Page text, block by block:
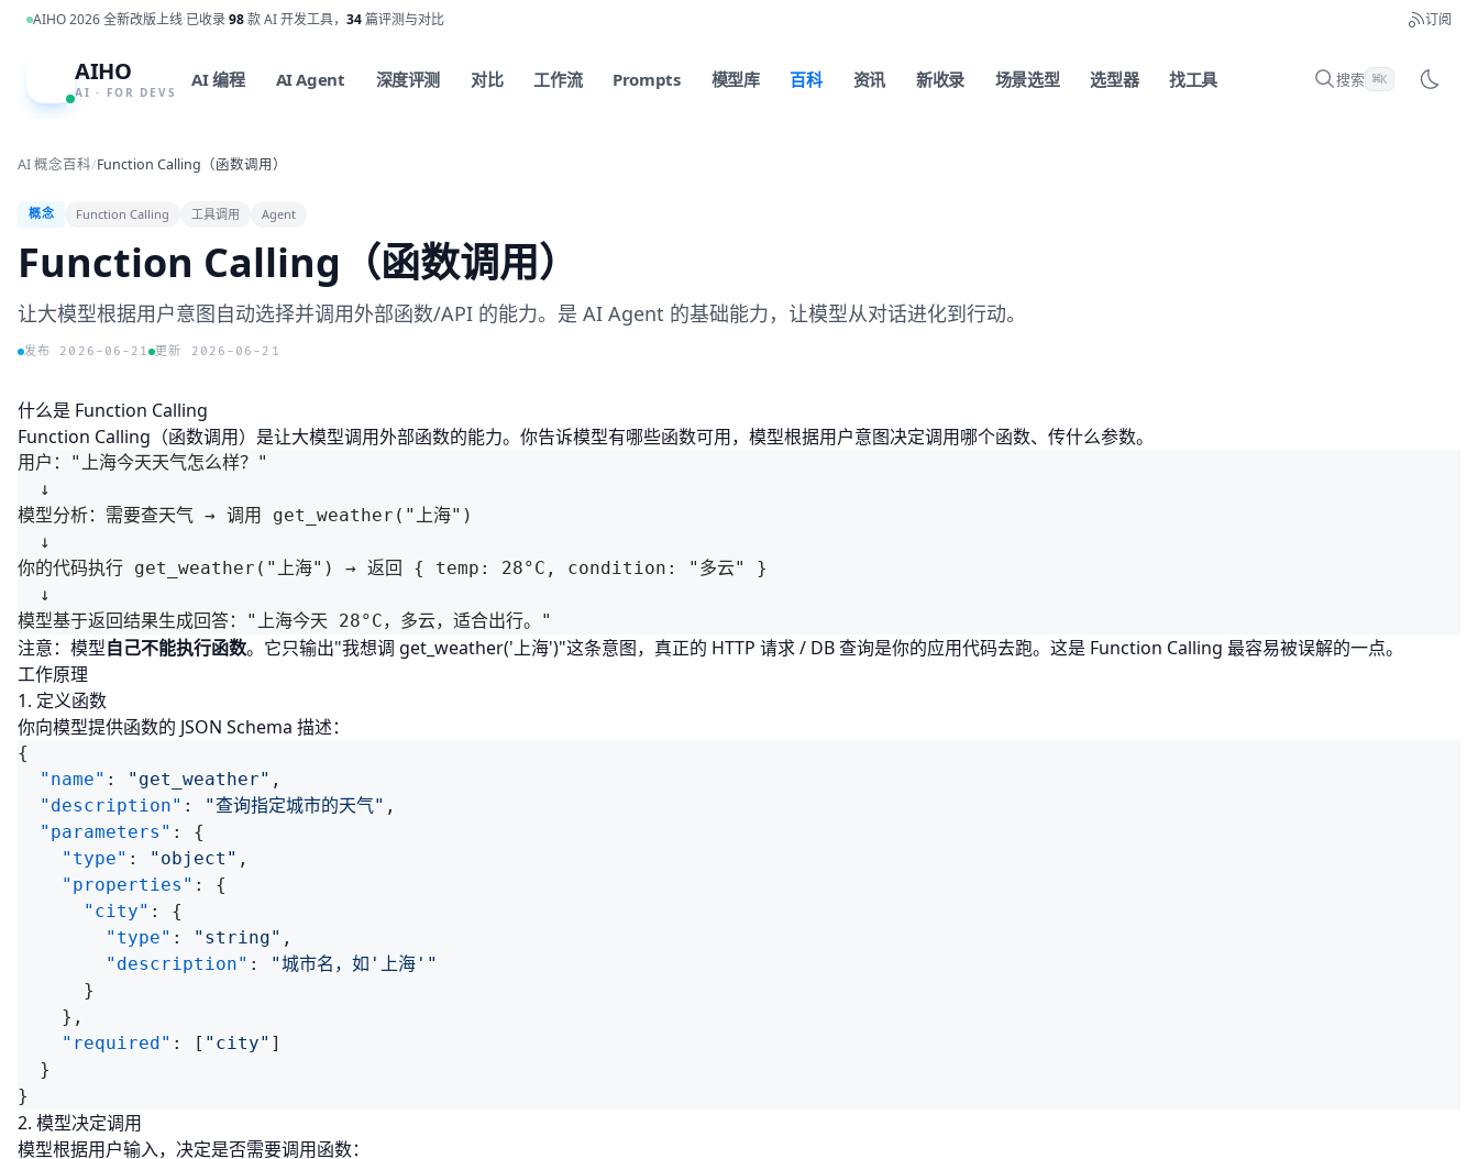
跳到主内容
AIHO 2026 全新改版上线·已收录98款 AI 开发工具， 34篇评测与对比 订阅
AIHO
AI · FOR DEVS
AI 编程 AI Agent 深度评测 对比 工作流 Prompts 模型库 百科 资讯 新收录 场景选型 选型器 找工具 搜索 ⌘K
AI 概念百科/Function Calling（函数调用）
概念 Function Calling 工具调用 Agent
Function Calling（函数调用）
让大模型根据用户意图自动选择并调用外部函数/API 的能力。是 AI Agent 的基础能力，让模型从对话进化到行动。
发布 2026-06-21 更新 2026-06-21
什么是 Function Calling
Function Calling（函数调用）是让大模型调用外部函数的能力。你告诉模型有哪些函数可用，模型根据用户意图决定调用哪个函数、传什么参数。
用户："上海今天天气怎么样？"
  ↓
模型分析：需要查天气 → 调用 get_weather("上海")
  ↓
你的代码执行 get_weather("上海") → 返回 { temp: 28°C, condition: "多云" }
  ↓
注意：模型自己不能执行函数。它只输出"我想调 get_weather('上海')"这条意图，真正的 HTTP 请求 / DB 查询是你的应用代码去跑。这是 Function Calling 最容易被误解的一点。
工作原理
1. 定义函数
你向模型提供函数的 JSON Schema 描述：
  "name"
: "get_weather"
  "description"
: "查询指定城市的天气"
  "parameters"
    "type"
: "object"
    "properties"
      "city"
        "type"
: "string"
        "description"
:
    "required"
: [ "city"
2. 模型决定调用
模型根据用户输入，决定是否需要调用函数：